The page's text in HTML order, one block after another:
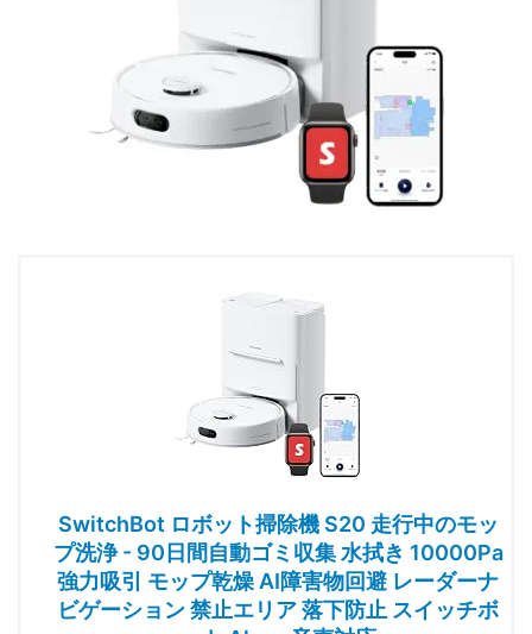
SwitchBot ロボット掃除機 S20 走行中のモッ
プ洗浄 - 90日間自動ゴミ収集 水拭き 10000Pa
強力吸引 モップ乾燥 AI障害物回避 レーダーナ
ビゲーション 禁止エリア 落下防止 スイッチボ